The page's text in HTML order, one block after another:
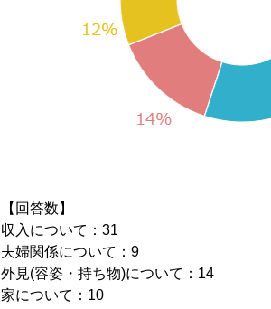
【回答数】
収入について：31
夫婦関係について：9
外見(容姿・持ち物)について：14
家について：10